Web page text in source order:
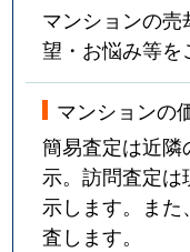
マンションの
望・お悩み等を
マンションの
簡易査定は近
示。訪問査定
示します。ま
査します。